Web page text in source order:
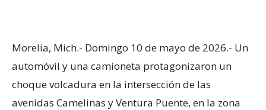
Morelia, Mich.- Domingo 10 de mayo de 2026.- Un
automóvil y una camioneta protagonizaron un
choque volcadura en la intersección de las
avenidas Camelinas y Ventura Puente, en la zona